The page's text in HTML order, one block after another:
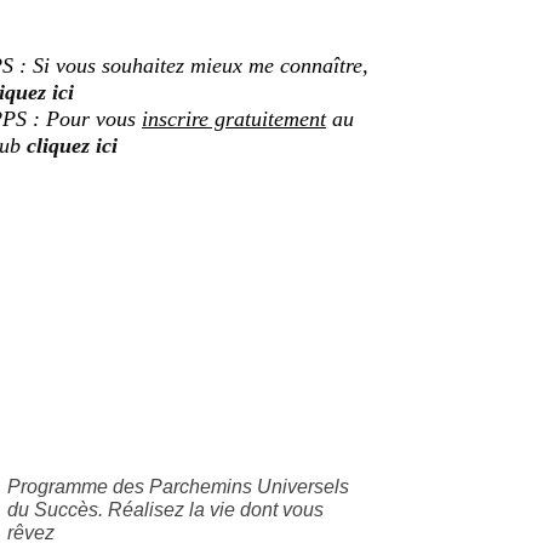
: Si vous souhaitez mieux me connaître,
ici
: Pour vous inscrire gratuitementau
cliquez ici
Programme des Parchemins Universels
du Succès. Réalisez la vie dont vous
rêvez